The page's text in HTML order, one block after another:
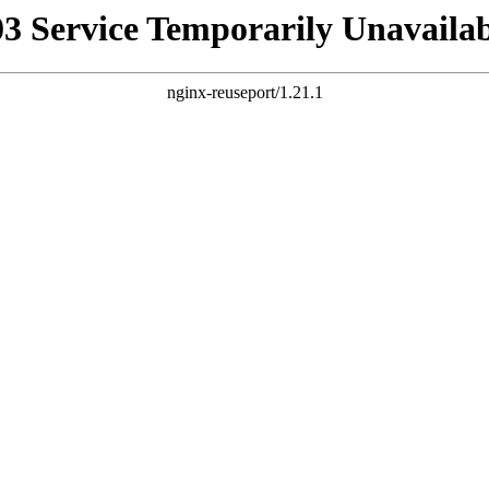
Service Temporarily
nginx-reuseport/1.21.1